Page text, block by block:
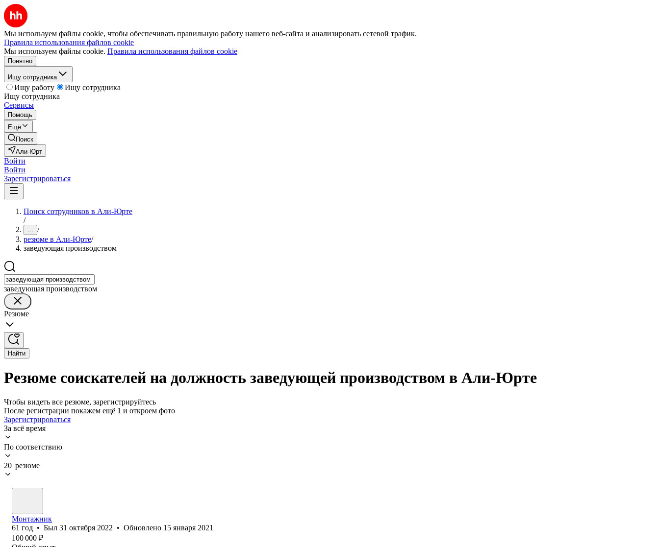
Мы используем файлы cookie, чтобы обеспечивать правильную работу нашего веб-сайта и анализировать сетевой трафик.
Правила использования файлов cookie
Мы используем файлы cookie. Правила использования файлов cookie
Понятно
Ищу сотрудника
Ищу работу
Ищу сотрудника
Ищу сотрудника
Сервисы
Помощь
Ещё
Поиск
Али-Юрт
Войти
Войти
Зарегистрироваться
Поиск сотрудников в Али-Юрте
/
... /
резюме в Али-Юрте/
заведующая производством
заведующая производством
Резюме
Найти
Резюме соискателей на должность заведующей производством в Али-Юрте
Чтобы видеть все резюме, зарегистрируйтесь
После регистрации покажем ещё 1 и откроем фото
Зарегистрироваться
За всё время
По соответствию
20 резюме
Монтажник
61 год • Был 31 октября 2022 • Обновлено 15 января 2021
100 000 ₽